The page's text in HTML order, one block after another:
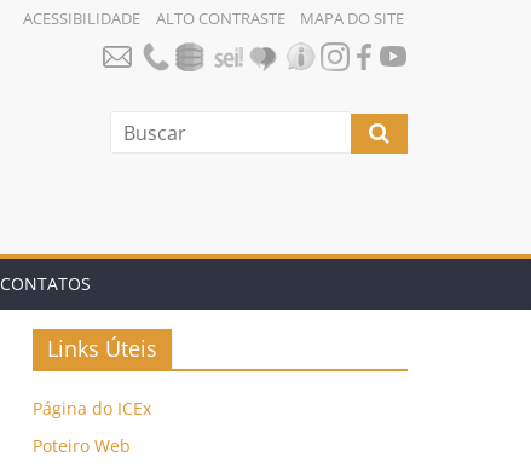
ACESSIBILIDADE ALTO CONTRASTE MAPA DO SITE
CONTATOS
Links Úteis
Página do ICEx
Poteiro Web